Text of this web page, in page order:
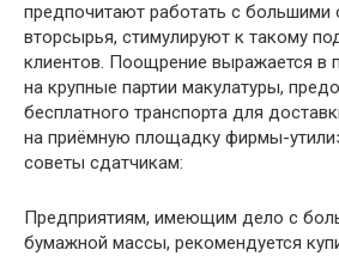
предпочитают работать с
вторсырья, стимулируют к такому
клиентов. Поощрение выражается в
на крупные партии макулатуры,
бесплатного транспорта для
на приёмную площадку фирмы-
советы сдатчикам:
Предприятиям, имеющим дело с
бумажной массы, рекомендуется